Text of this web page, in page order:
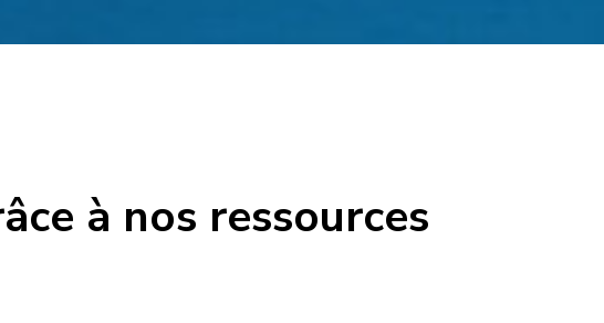
à nos ressources